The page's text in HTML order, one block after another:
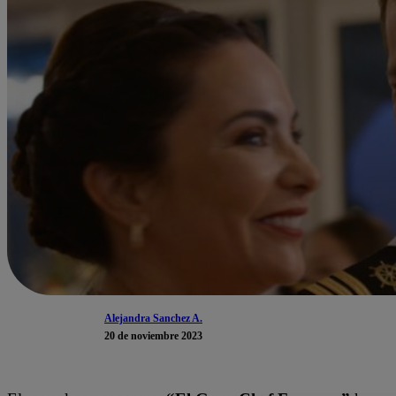
Alejandra Sanchez A.
20 de noviembre 2023